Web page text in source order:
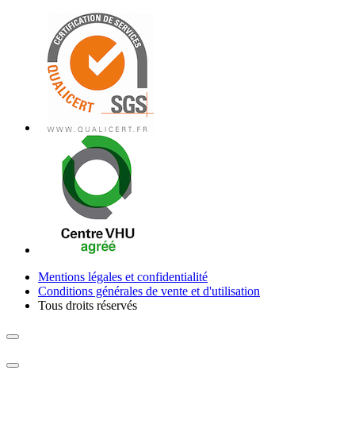
Mentions légales et confidentialité
Conditions générales de vente et d'utilisation
Tous droits réservés